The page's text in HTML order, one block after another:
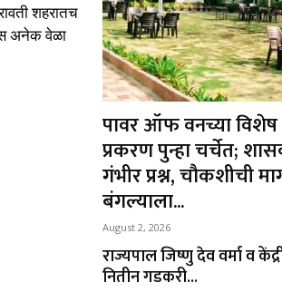
शहरातच
अनेक वेळा
पावर ऑफ वनच्या विशेष
प्रकरण पुन्हा चर्चेत;
गंभीर प्रश्न, चौकशीची
बंगल्याला...
August 2, 2026
राज्यपाल जिष्णु देव वर्मा व
नितीन गडकरी...